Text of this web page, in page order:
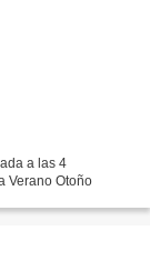
a las 4
Verano Otoño